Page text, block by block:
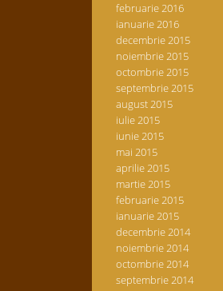
februarie 2016
ianuarie 2016
decembrie 2015
noiembrie 2015
octombrie 2015
septembrie 2015
august 2015
iulie 2015
iunie 2015
mai 2015
aprilie 2015
martie 2015
februarie 2015
ianuarie 2015
decembrie 2014
noiembrie 2014
octombrie 2014
septembrie 2014